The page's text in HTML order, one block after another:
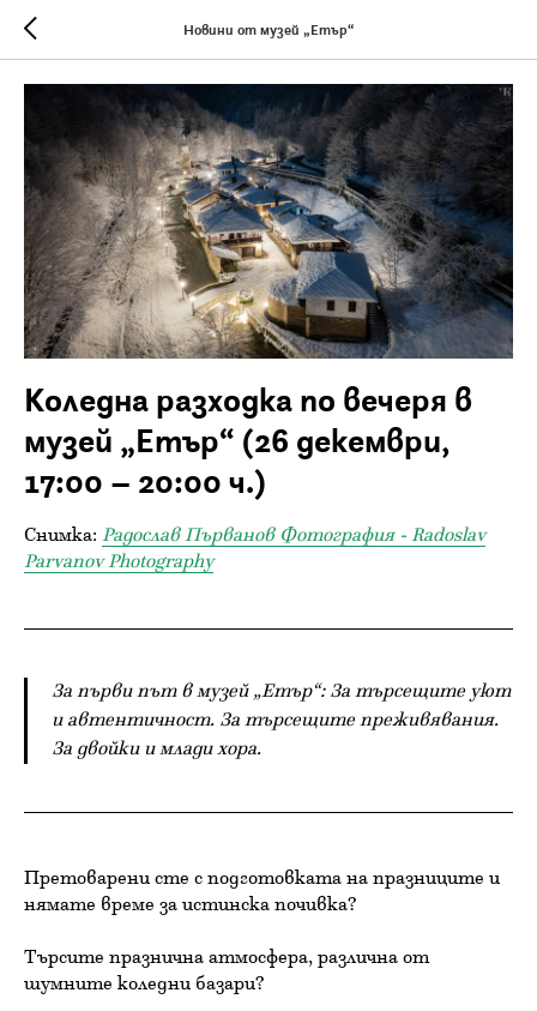
Новини от музей „Етър“
Коледна разходка по вечеря в
музей „Етър“ (26 декември,
17:00 – 20:00 ч.)
Снимка: Радослав Първанов Фотография - Radoslav
Parvanov Photography
За първи път в музей „Етър“: За търсещите уют
и автентичност. За търсещите преживявания.
За двойки и млади хора.
Претоварени сте с подготовката на празниците и
нямате време за истинска почивка?
Търсите празнична атмосфера, различна от
шумните коледни базари?